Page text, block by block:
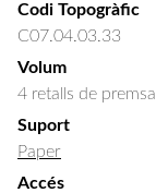
Codi Topogràfic
C07.04.03.33
Volum
4 retalls de premsa
Suport
Paper
Accés